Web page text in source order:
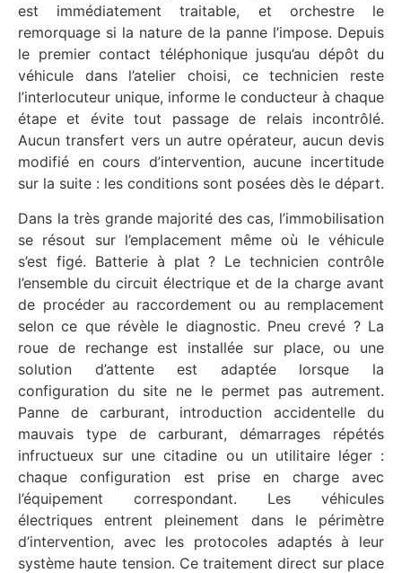
est immédiatement traitable, et orchestre le
remorquage si la nature de la panne l’impose. Depuis
le premier contact téléphonique jusqu’au dépôt du
véhicule dans l’atelier choisi, ce technicien reste
l’interlocuteur unique, informe le conducteur à chaque
étape et évite tout passage de relais incontrôlé.
Aucun transfert vers un autre opérateur, aucun devis
modifié en cours d’intervention, aucune incertitude
sur la suite : les conditions sont posées dès le départ.
Dans la très grande majorité des cas, l’immobilisation
se résout sur l’emplacement même où le véhicule
s’est figé. Batterie à plat ? Le technicien contrôle
l’ensemble du circuit électrique et de la charge avant
de procéder au raccordement ou au remplacement
selon ce que révèle le diagnostic. Pneu crevé ? La
roue de rechange est installée sur place, ou une
solution d’attente est adaptée lorsque la
configuration du site ne le permet pas autrement.
Panne de carburant, introduction accidentelle du
mauvais type de carburant, démarrages répétés
infructueux sur une citadine ou un utilitaire léger :
chaque configuration est prise en charge avec
l’équipement correspondant. Les véhicules
électriques entrent pleinement dans le périmètre
d’intervention, avec les protocoles adaptés à leur
système haute tension. Ce traitement direct sur place